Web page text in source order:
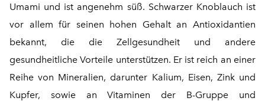
Umami und ist angenehm süß. Schwarzer Knoblauch ist
vor allem für seinen hohen Gehalt an Antioxidantien
bekannt, die die Zellgesundheit und andere
gesundheitliche Vorteile unterstützen. Er ist reich an einer
Reihe von Mineralien, darunter Kalium, Eisen, Zink und
Kupfer, sowie an Vitaminen der B-Gruppe und